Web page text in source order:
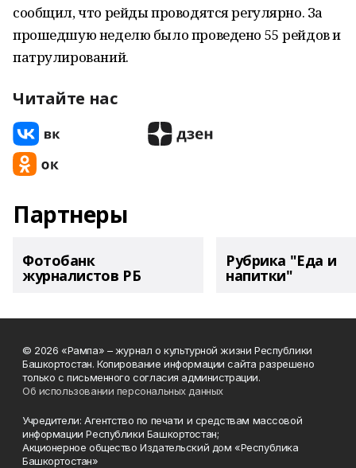
сообщил, что рейды проводятся регулярно. За
прошедшую неделю было проведено 55 рейдов и
патрулирований.
Читайте нас
Партнеры
Фотобанк
журналистов РБ
Рубрика "Еда и
напитки"
© 2026 «Рампа» – журнал о культурной жизни Республики
Башкортостан. Копирование информации сайта разрешено
только с письменного согласия администрации.
Об использовании персональных данных
Учредители: Агентство по печати и средствам массовой
информации Республики Башкортостан;
Акционерное общество Издательский дом «Республика
Башкортостан»